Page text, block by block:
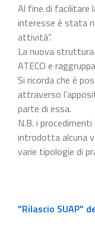
Al fine di facilitare
interesse è stata
attività”.
La nuova
ATECO e
Si ricorda che è
attraverso
parte di essa.
N.B. i
introdotta alcuna
varie tipologie di
"Rilascio SUAP"